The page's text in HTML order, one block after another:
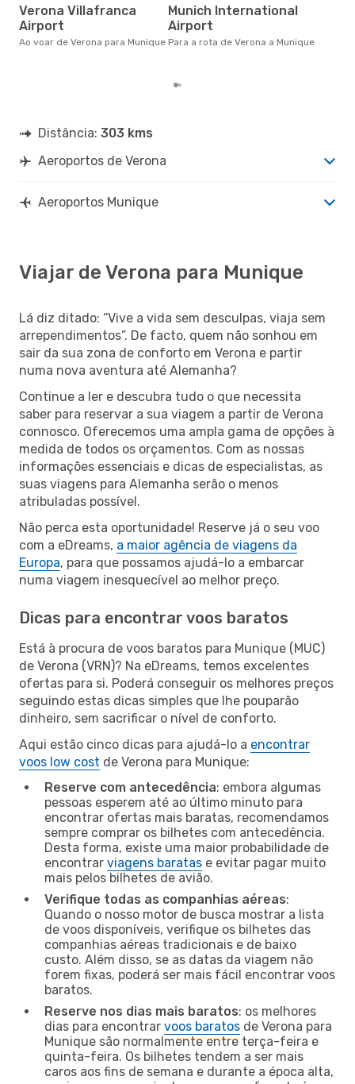
Verona Villafranca
Airport
Ao voar de Verona para Munique
Munich International
Airport
Para a rota de Verona a Munique
Distância: 303 kms
Aeroportos de Verona
Aeroportos Munique
Viajar de Verona para Munique
Lá diz ditado: “Vive a vida sem desculpas, viaja sem
arrependimentos”. De facto, quem não sonhou em
sair da sua zona de conforto em Verona e partir
numa nova aventura até Alemanha?
Continue a ler e descubra tudo o que necessita
saber para reservar a sua viagem a partir de Verona
connosco. Oferecemos uma ampla gama de opções à
medida de todos os orçamentos. Com as nossas
informações essenciais e dicas de especialistas, as
suas viagens para Alemanha serão o menos
atribuladas possível.
Não perca esta oportunidade! Reserve já o seu voo
com a eDreams, a maior agência de viagens da
Europa, para que possamos ajudá-lo a embarcar
numa viagem inesquecível ao melhor preço.
Dicas para encontrar voos baratos
Está à procura de voos baratos para Munique (MUC)
de Verona (VRN)? Na eDreams, temos excelentes
ofertas para si. Poderá conseguir os melhores preços
seguindo estas dicas simples que lhe pouparão
dinheiro, sem sacrificar o nível de conforto.
Aqui estão cinco dicas para ajudá-lo a encontrar
voos low cost de Verona para Munique:
Reserve com antecedência: embora algumas
pessoas esperem até ao último minuto para
encontrar ofertas mais baratas, recomendamos
sempre comprar os bilhetes com antecedência.
Desta forma, existe uma maior probabilidade de
encontrar viagens baratas e evitar pagar muito
mais pelos bilhetes de avião.
Verifique todas as companhias aéreas:
Quando o nosso motor de busca mostrar a lista
de voos disponíveis, verifique os bilhetes das
companhias aéreas tradicionais e de baixo
custo. Além disso, se as datas da viagem não
forem fixas, poderá ser mais fácil encontrar voos
baratos.
Reserve nos dias mais baratos: os melhores
dias para encontrar voos baratos de Verona para
Munique são normalmente entre terça-feira e
quinta-feira. Os bilhetes tendem a ser mais
caros aos fins de semana e durante a época alta,